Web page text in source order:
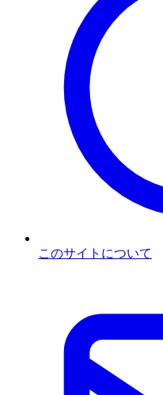
このサイトについて